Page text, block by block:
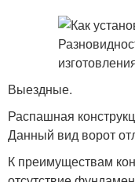
Выездные.
Распашная
Данный вид ворот
К преимуществам